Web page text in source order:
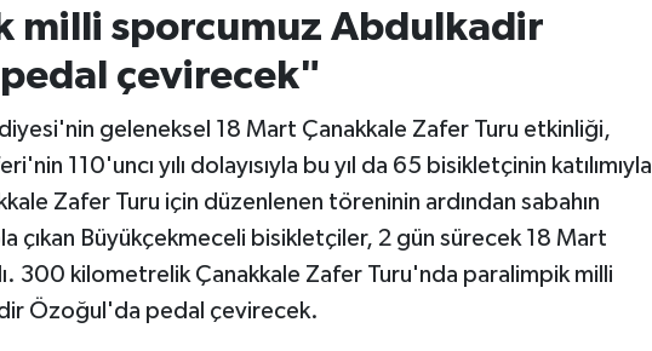
milli sporcumuz Abdulkadir
çevirecek"
geleneksel 18 Mart Çanakkale Zafer Turu etkinliği,
110'uncı yılı dolayısıyla bu yıl da 65 bisikletçinin katılımıyla
Zafer Turu için düzenlenen töreninin ardından sabahın
çıkan Büyükçekmeceli bisikletçiler, 2 gün sürecek 18 Mart
300 kilometrelik Çanakkale Zafer Turu'nda paralimpik milli
Özoğul'da pedal çevirecek.